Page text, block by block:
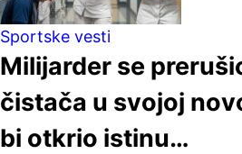
Sportske vesti
Milijarder se
čistača u svojoj
bi otkrio istinu…